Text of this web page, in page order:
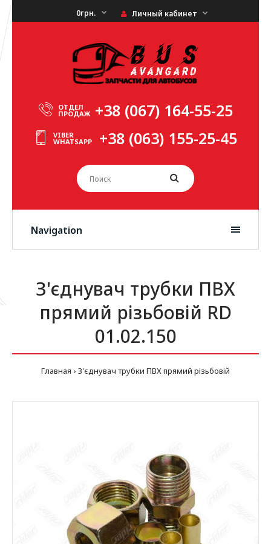
0грн. Личный кабинет
ОТДЕЛ
ПРОДАЖ +38 (067) 164-55-25
VIBER
WHATSAPP +38 (063) 155-25-45
Navigation
З'єднувач трубки ПВХ
прямий різьбовій RD
01.02.150
Главная З'єднувач трубки ПВХ прямий різьбовій